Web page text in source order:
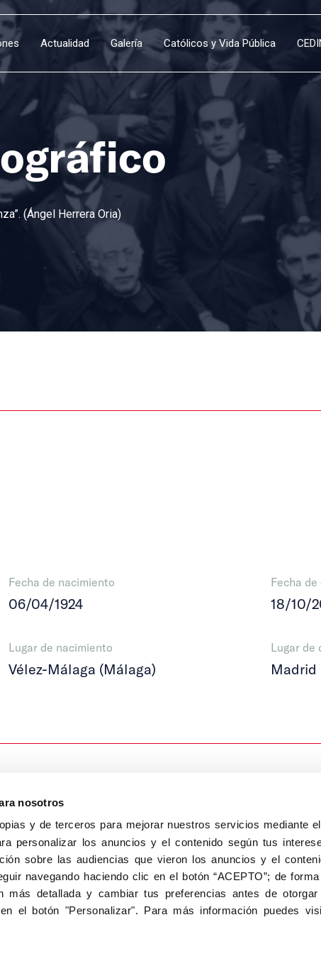
nosotros
y de terceros para mejorar nuestros servicios mediante
personalizar los anuncios y el contenido según tus
sobre las audiencias que vieron los anuncios y el
navegando haciendo clic en el botón “ACEPTO”; de
más detallada y cambiar tus preferencias antes de
el botón "Personalizar". Para más información puedes
Actualidad Galería Católicos y Vida Pública
(Ángel Herrera Oria)
Fecha de nacimiento
06/04/1924
Lugar de nacimiento
Vélez-Málaga (Málaga)
Fecha
18/10/
Lugar de
Madrid
Madrid
Aviso Legal Inscripción